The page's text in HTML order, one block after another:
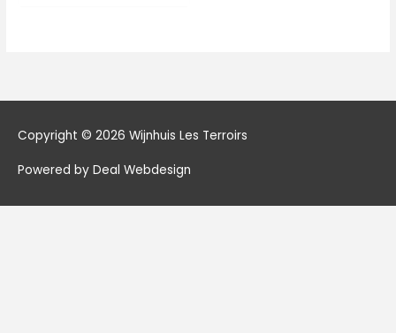
Copyright © 2026 Wijnhuis Les Terroirs
Powered by Deal Webdesign